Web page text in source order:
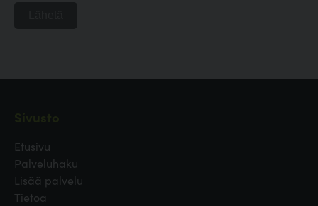
Etusivu
Palveluhaku
Lisää palvelu
Tietoa